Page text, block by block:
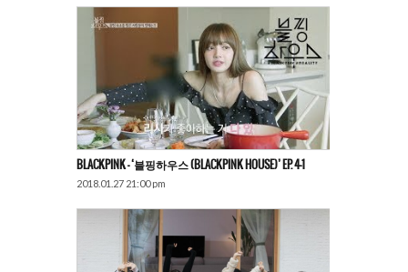
BLACKPINK – ‘블핑하우스 (BLACKPINK HOUSE)’ EP. 4-1
2018.01.27 21:00 pm